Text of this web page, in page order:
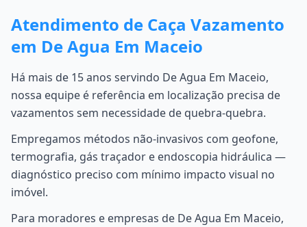
Atendimento de Caça Vazamento
em De Agua Em Maceio
Há mais de 15 anos servindo De Agua Em Maceio,
nossa equipe é referência em localização precisa de
vazamentos sem necessidade de quebra-quebra.
Empregamos métodos não-invasivos com geofone,
termografia, gás traçador e endoscopia hidráulica —
diagnóstico preciso com mínimo impacto visual no
imóvel.
Para moradores e empresas de De Agua Em Maceio,